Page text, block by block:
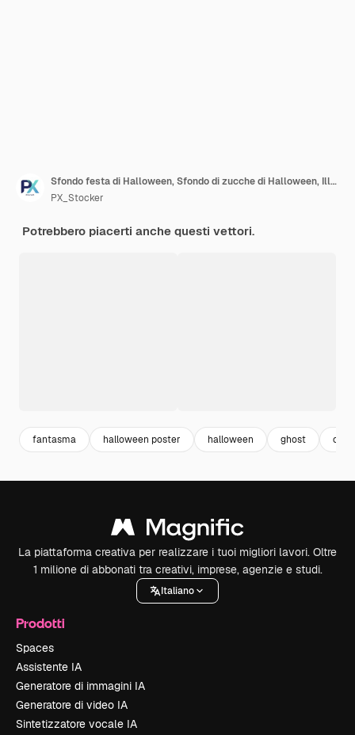
Sfondo festa di Halloween, Sfondo di zucche di Halloween, Illustrazione di Halloween,
PX_Stocker
Potrebbero piacerti anche questi vettori.
fantasma halloween poster halloween ghost
La piattaforma creativa per realizzare i tuoi migliori lavori. Oltre
1 milione di abbonati tra creativi, imprese, agenzie e studi.
Italiano
Prodotti
Spaces
Assistente IA
Generatore di immagini IA
Generatore di video IA
Sintetizzatore vocale IA